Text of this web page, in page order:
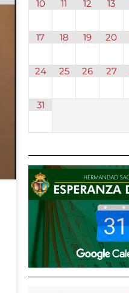
10 11 12 13
17 18 19 20
24 25 26 27
31